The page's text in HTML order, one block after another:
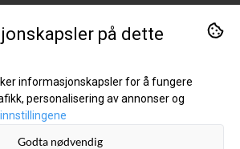
på dette
informasjonskapsler for å fungere
personalisering av annonser og
Godta nødvendig